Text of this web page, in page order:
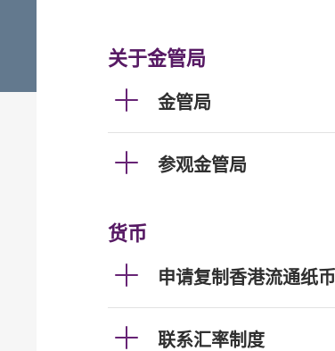
关于金管局
金管局
参观金管局
货币
申请复制香港流通纸币
联系汇率制度